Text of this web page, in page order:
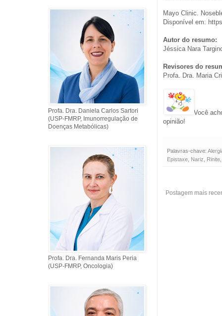
Mayo Clinic.
Disponível em:
Autor do resumo:
Jéssica Nara
Revisores do
Profa. Dra. Maria
Você
opinião!
Palavras-chave:
Epistaxe Nariz Rinite
Postagem mais
Profa. Dra. Daniela Carlos Sartori
(USP-FMRP, Imunorregulação de
Doenças Metabólicas)
Profa. Dra. Fernanda Maris Peria
(USP-FMRP, Oncologia)